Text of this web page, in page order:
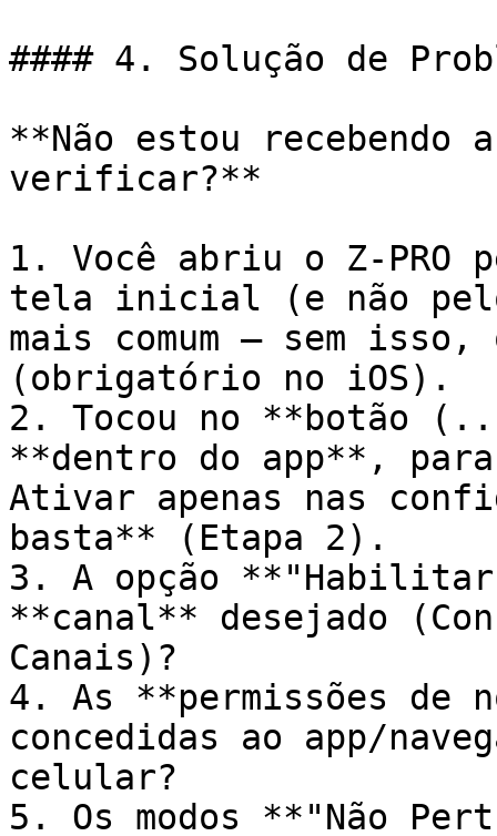
#### 4. Solução de
**Não estou recebendo
verificar?**
1. Você abriu o Z-
tela inicial (e não pelo
mais comum — sem
(obrigatório no iOS).
2. Tocou no **botão
**dentro do app**,
Ativar apenas nas
basta** (Etapa 2).
3. A opção **"Habilitar
**canal** desejado
Canais)?
4. As **permissões de
concedidas ao app/
celular?
5. Os modos **"Não